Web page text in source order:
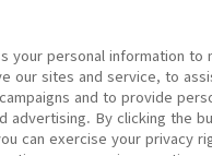
07/31/2026 1부 • 46분
your personal information to
our sites and service, to
and to provide
advertising. By clicking the
can exercise your privacy